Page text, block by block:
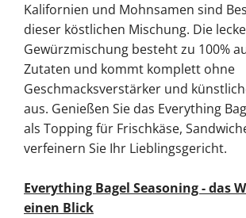
Kalifornien und Mohnsamen sind
dieser köstlichen Mischung. Die
Gewürzmischung besteht zu 100%
Zutaten und kommt komplett ohne
Geschmacksverstärker und
aus. Genießen Sie das Everything
als Topping für Frischkäse,
verfeinern Sie Ihr Lieblingsgericht.
Everything Bagel Seasoning - das
einen Blick